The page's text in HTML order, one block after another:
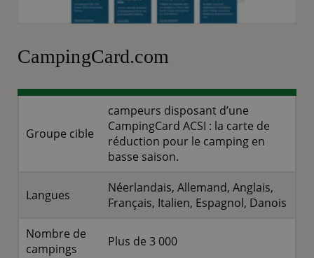
CampingCard.com
Groupe cible
campeurs disposant d’une
CampingCard ACSI : la carte de
réduction pour le camping en
basse saison.
Langues
Néerlandais, Allemand, Anglais,
Français, Italien, Espagnol, Danois
Nombre de
campings
Plus de 3 000